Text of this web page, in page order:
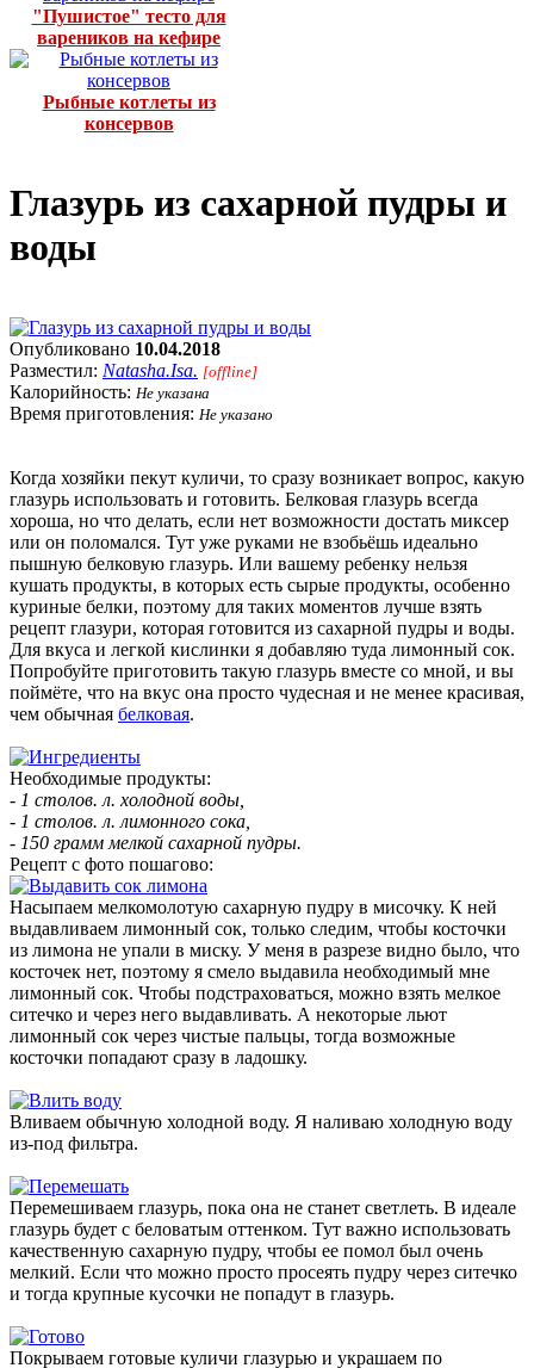
"Пушистое" тесто для
вареников на кефире
Рыбные котлеты из
консервов
Глазурь из сахарной пудры и
воды
Опубликовано 10.04.2018
Разместил: Natasha.Isa. [offline]
Калорийность: Не указана
Время приготовления: Не указано
Когда хозяйки пекут куличи, то сразу возникает вопрос, какую
глазурь использовать и готовить. Белковая глазурь всегда
хороша, но что делать, если нет возможности достать миксер
или он поломался. Тут уже руками не взобьёшь идеально
пышную белковую глазурь. Или вашему ребенку нельзя
кушать продукты, в которых есть сырые продукты, особенно
куриные белки, поэтому для таких моментов лучше взять
рецепт глазури, которая готовится из сахарной пудры и воды.
Для вкуса и легкой кислинки я добавляю туда лимонный сок.
Попробуйте приготовить такую глазурь вместе со мной, и вы
поймёте, что на вкус она просто чудесная и не менее красивая,
чем обычная белковая.
Необходимые продукты:
- 1 столов. л. холодной воды,
- 1 столов. л. лимонного сока,
- 150 грамм мелкой сахарной пудры.
Рецепт с фото пошагово:
Насыпаем мелкомолотую сахарную пудру в мисочку. К ней
выдавливаем лимонный сок, только следим, чтобы косточки
из лимона не упали в миску. У меня в разрезе видно было, что
косточек нет, поэтому я смело выдавила необходимый мне
лимонный сок. Чтобы подстраховаться, можно взять мелкое
ситечко и через него выдавливать. А некоторые льют
лимонный сок через чистые пальцы, тогда возможные
косточки попадают сразу в ладошку.
Вливаем обычную холодной воду. Я наливаю холодную воду
из-под фильтра.
Перемешиваем глазурь, пока она не станет светлеть. В идеале
глазурь будет с беловатым оттенком. Тут важно использовать
качественную сахарную пудру, чтобы ее помол был очень
мелкий. Если что можно просто просеять пудру через ситечко
и тогда крупные кусочки не попадут в глазурь.
Покрываем готовые куличи глазурью и украшаем по